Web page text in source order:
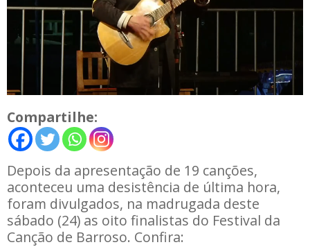
Compartilhe:
Depois da apresentação de 19 canções,
aconteceu uma desistência de última hora,
foram divulgados, na madrugada deste
sábado (24) as oito finalistas do Festival da
Canção de Barroso. Confira: